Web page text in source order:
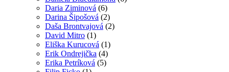
Daria Ziminová (6)
Darina Šipošová (2)
Daša Brontvajová (2)
David Mitro (1)
Eliška Kurucová (1)
Erik Ondrejička (4)
Erika Petríková (5)